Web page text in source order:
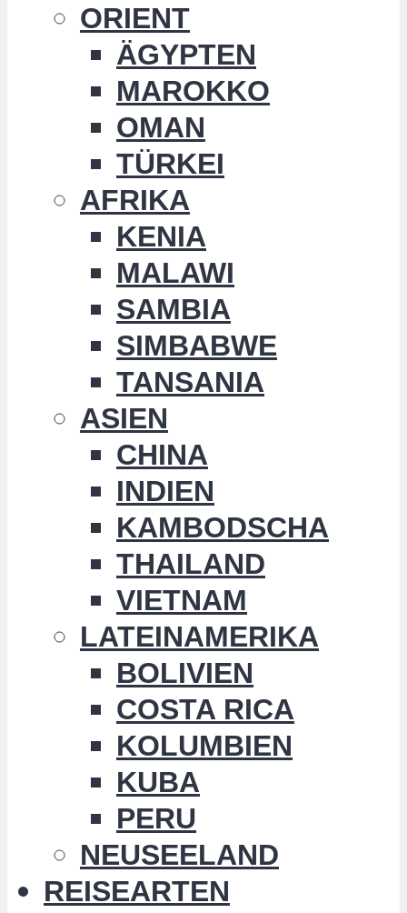
ORIENT
ÄGYPTEN
MAROKKO
OMAN
TÜRKEI
AFRIKA
KENIA
MALAWI
SAMBIA
SIMBABWE
TANSANIA
ASIEN
CHINA
INDIEN
KAMBODSCHA
THAILAND
VIETNAM
LATEINAMERIKA
BOLIVIEN
COSTA RICA
KOLUMBIEN
KUBA
PERU
NEUSEELAND
REISEARTEN